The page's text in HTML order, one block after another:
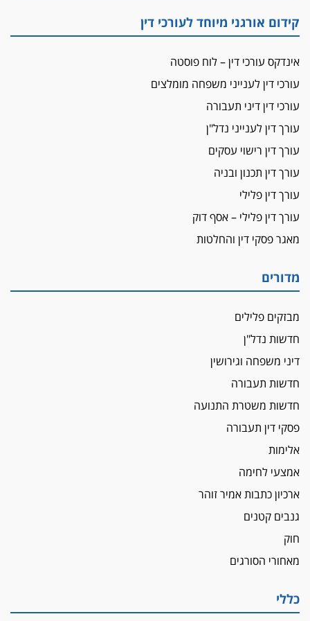
על המידתיות
ביה"ד המשמעתי ביטל השעיה לצמיתות של
אשם
עו"ד הלל בבייב הורשע בהונאת עשרות לקוחות,
ההסדר: 7-9 שנות מאסר
דין ומקרקעין
עורך דין ברמת השרון נחקר בחשד למרמה בעסקת
"אני מכינה 5-6 ג'וינטים ביום"
תובעת משטרתית פוטרה בחשד לעישון סמים
שנחשף בפעילות בלשים בטלגרם
לא בכל יום
הכנסת אישרה
איבה
איתות מירושלים
יו"ר המחוז צ'צ'קס מכנס ישיבה להדחת
מחאת הפרקליטים והסנגורים
עם השופטים
הביקורת חוגגת
מבקר לשכת עורכי הדין בתביעה נגד "איכות
נכנס לאינדקס
לפני נקיטת צעדים
קידום אורגני מיוחד לעורכי דין
אינדקס עורכי דין – לוח פוסטה
עורכי דין לענייני משפחה מומלצים
עורכי דין דיני תעבורה
עורך דין לענייני נדל"ן
עורך דין רישוי עסקים
עורך דין תכנון ובניה
עורך דין פלילי
עורך דין פלילי – אסף דוק
מאגר פסקי דין והחלטות
מדורים
מבזקים פלילים
חדשות נדל"ן
דיני משפחה וגירושין
חדשות תעבורה
חדשות משטרת התנועה
פסקי דין תעבורה
אלימות
אמצעי לחימה
ארכיון כתבות אמיר זוהר
גנבים קטנים
חוק
מאחורי הסורגים
כללי